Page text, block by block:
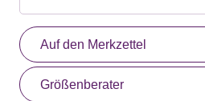
Auf den Merkzettel
Größenberater